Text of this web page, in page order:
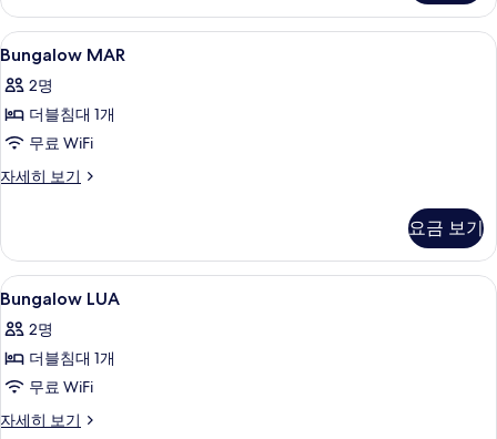
히
보
기
Bungalow
MAR
사
진
모
두
Bungalow MAR | 미니바, 객실 내 금고
8
Bungalow MAR
2명
더블침대 1개
무료 WiFi
자세히 보기
Bungalow
히
보
기
요금 보기
Bungalow
LUA
사
진
모
두
Bungalow LUA | 미니바, 객실 내 금고,
10
Bungalow LUA
2명
더블침대 1개
무료 WiFi
자세히 보기
Bungalow